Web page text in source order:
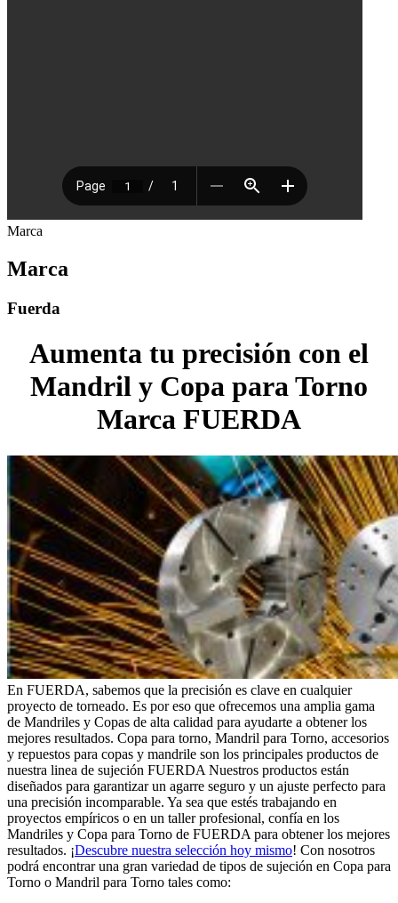
Marca
Marca
Fuerda
Aumenta tu precisión con el
Mandril y Copa para Torno
Marca FUERDA
En FUERDA, sabemos que la precisión es clave en cualquier
proyecto de torneado. Es por eso que ofrecemos una amplia gama
de Mandriles y Copas de alta calidad para ayudarte a obtener los
mejores resultados. Copa para torno, Mandril para Torno, accesorios
y repuestos para copas y mandrile son los principales productos de
nuestra linea de sujeción FUERDA Nuestros productos están
diseñados para garantizar un agarre seguro y un ajuste perfecto para
una precisión incomparable. Ya sea que estés trabajando en
proyectos empí­ricos o en un taller profesional, confí­a en los
Mandriles y Copa para Torno de FUERDA para obtener los mejores
resultados. ¡Descubre nuestra selección hoy mismo! Con nosotros
podrá encontrar una gran variedad de tipos de sujeción en Copa para
Torno o Mandril para Torno tales como: